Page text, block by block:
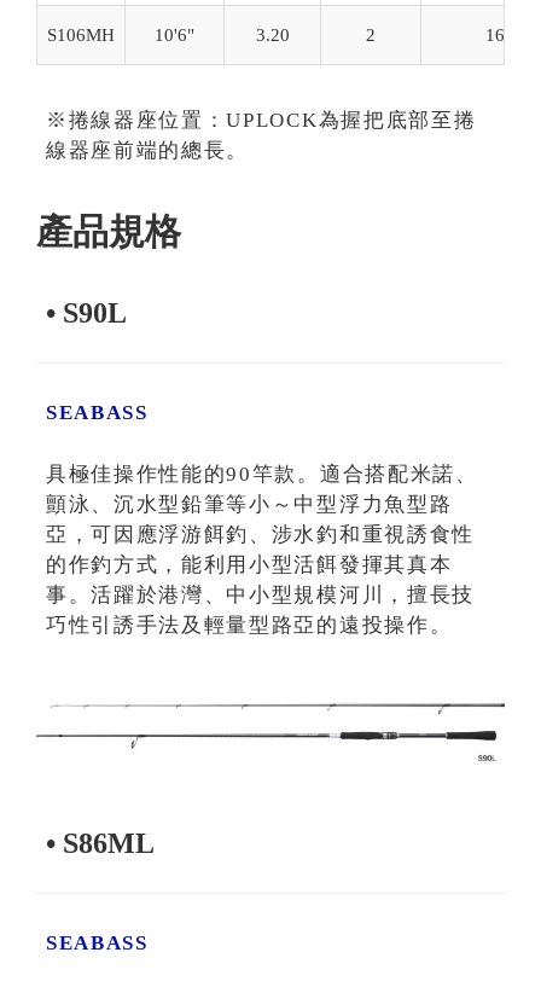
S106MH 10'6" 3.20 2 163.6
※捲線器座位置：UPLOCK為握把底部至捲
線器座前端的總長。
產品規格
• S90L
SEABASS
具極佳操作性能的90竿款。適合搭配米諾、
顫泳、沉水型鉛筆等小～中型浮力魚型路
亞，可因應浮游餌釣、涉水釣和重視誘食性
的作釣方式，能利用小型活餌發揮其真本
事。活躍於港灣、中小型規模河川，擅長技
巧性引誘手法及輕量型路亞的遠投操作。
• S86ML
SEABASS